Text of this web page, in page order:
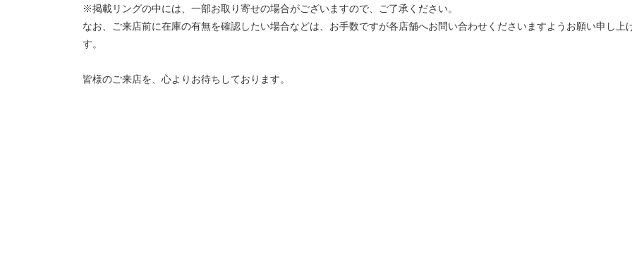
※掲載リングの中には、一部お取り寄せの場合がございますので、ご了承ください。
なお、ご来店前に在庫の有無を確認したい場合などは、お手数ですが各店舗へお問い合わせくださいますようお願い申し上
す。
皆様のご来店を、心よりお待ちしております。